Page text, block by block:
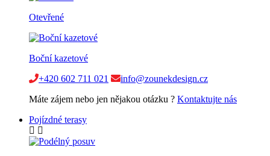
Otevřené
Boční kazetové
+420 602 711 021
info@zounekdesign.cz
Máte zájem nebo jen nějakou otázku ? Kontaktujte nás
Pojízdné terasy